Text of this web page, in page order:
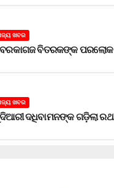
ଖବର
ବିତରକଙ୍କ ପରଲୋକ
ଖବର
ଦଧିବାମନଙ୍କ ଗଡ଼ିଲା ରଥ